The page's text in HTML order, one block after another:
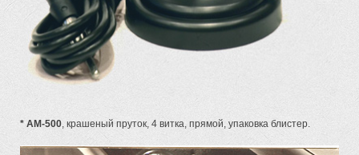
* АМ-500, крашеный пруток, 4 витка, прямой, упаковка блистер.